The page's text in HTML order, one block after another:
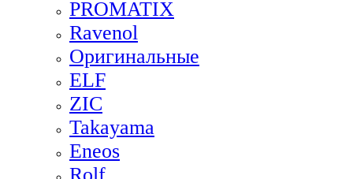
PROMATIX
Ravenol
Оригинальные
ELF
ZIC
Takayama
Eneos